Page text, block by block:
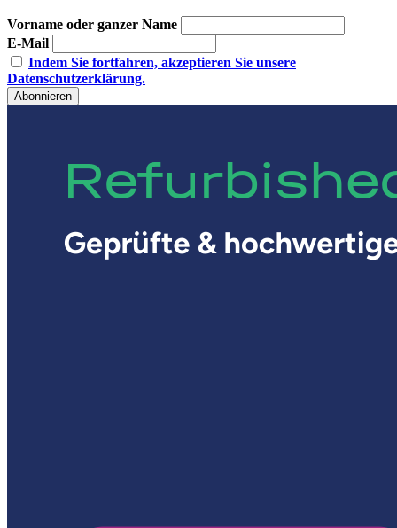
Vorname oder ganzer Name
E-Mail
Indem Sie fortfahren, akzeptieren Sie unsere
Datenschutzerklärung.